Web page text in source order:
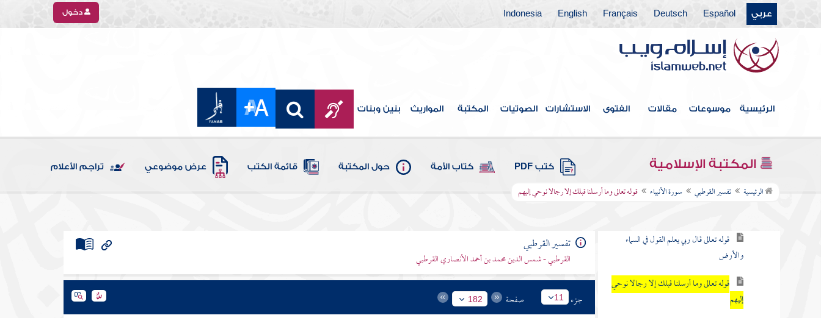
عربي Español
Deutsch
Français
English
Indonesia دخول
الرئيسية موسوعات مقالات الفتوى الاستشارات الصوتيات المكتبة المواريث بنين وبنات
المكتبة الإسلامية كتب PDF كتاب الأمة حول المكتبة قائمة الكتب عرض موضوعي تراجم الأعلام
الرئيسية تفسير القرطبي سورة الأنبياء قوله تعالى وما أرسلنا قبلك إلا رجالا نوحي إليهم
سورة الحجر
سورة النحل
سورة الإسراء
سورة الكهف
سورة مريم
سورة طه عليه السلام
سورة الأنبياء
قوله تعالى قال ربي يعلم القول في السماء
والأرض
قوله تعالى وما أرسلنا قبلك إلا رجالا نوحي
إليهم
تفسير القرطبي
القرطبي - شمس الدين محمد بن أحمد الأنصاري القرطبي
جزء 11 صفحة 182